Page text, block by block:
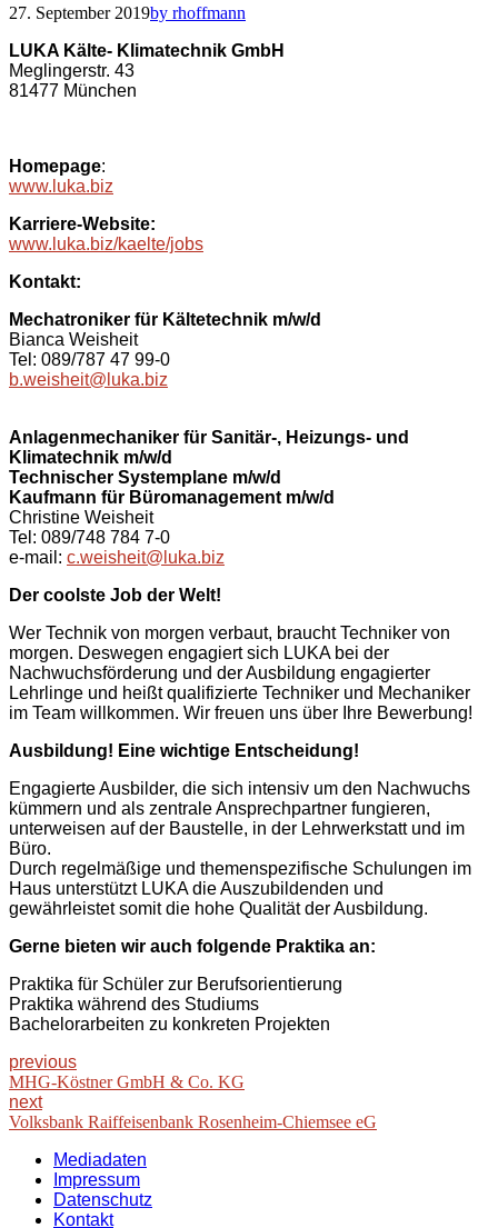
27. September 2019by rhoffmann
LUKA Kälte- Klimatechnik GmbH
Meglingerstr. 43
81477 München
Homepage:
www.luka.biz
Karriere-Website:
www.luka.biz/kaelte/jobs
Kontakt:
Mechatroniker für Kältetechnik m/w/d
Bianca Weisheit
Tel: 089/787 47 99-0
b.weisheit@luka.biz
Anlagenmechaniker für Sanitär-, Heizungs- und
Klimatechnik m/w/d
Technischer Systemplane m/w/d
Kaufmann für Büromanagement m/w/d
Christine Weisheit
Tel: 089/748 784 7-0
e-mail: c.weisheit@luka.biz
Der coolste Job der Welt!
Wer Technik von morgen verbaut, braucht Techniker von
morgen. Deswegen engagiert sich LUKA bei der
Nachwuchsförderung und der Ausbildung engagierter
Lehrlinge und heißt qualifizierte Techniker und Mechaniker
im Team willkommen. Wir freuen uns über Ihre Bewerbung!
Ausbildung! Eine wichtige Entscheidung!
Engagierte Ausbilder, die sich intensiv um den Nachwuchs
kümmern und als zentrale Ansprechpartner fungieren,
unterweisen auf der Baustelle, in der Lehrwerkstatt und im
Büro.
Durch regelmäßige und themenspezifische Schulungen im
Haus unterstützt LUKA die Auszubildenden und
gewährleistet somit die hohe Qualität der Ausbildung.
Gerne bieten wir auch folgende Praktika an:
Praktika für Schüler zur Berufsorientierung
Praktika während des Studiums
Bachelorarbeiten zu konkreten Projekten
previous
MHG-Köstner GmbH & Co. KG
next
Volksbank Raiffeisenbank Rosenheim-Chiemsee eG
Mediadaten
Impressum
Datenschutz
Kontakt